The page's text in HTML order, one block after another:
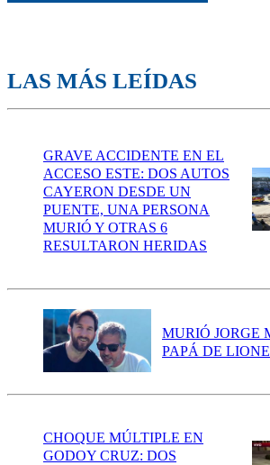
LAS MÁS LEÍDAS
GRAVE ACCIDENTE EN EL
ACCESO ESTE: DOS AUTOS
CAYERON DESDE UN
PUENTE, UNA PERSONA
MURIÓ Y OTRAS 6
RESULTARON HERIDAS
MURIÓ JORGE
PAPÁ DE
CHOQUE MÚLTIPLE EN
GODOY CRUZ: DOS